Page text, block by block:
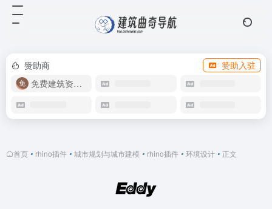
赞助商
赞助入驻
免费建筑资源库
首页 • rhino插件 • 城市规划与城市建模 • rhino插件 • 环境设计 • 正文